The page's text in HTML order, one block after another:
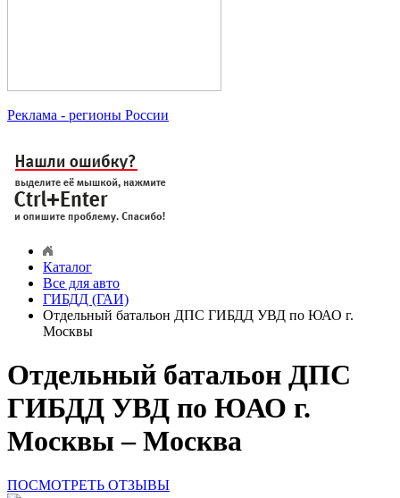
Реклама - регионы России
Каталог
Все для авто
ГИБДД (ГАИ)
Отдельный батальон ДПС ГИБДД УВД по ЮАО г.
Москвы
Отдельный батальон ДПС
ГИБДД УВД по ЮАО г.
Москвы – Москва
ПОСМОТРЕТЬ ОТЗЫВЫ